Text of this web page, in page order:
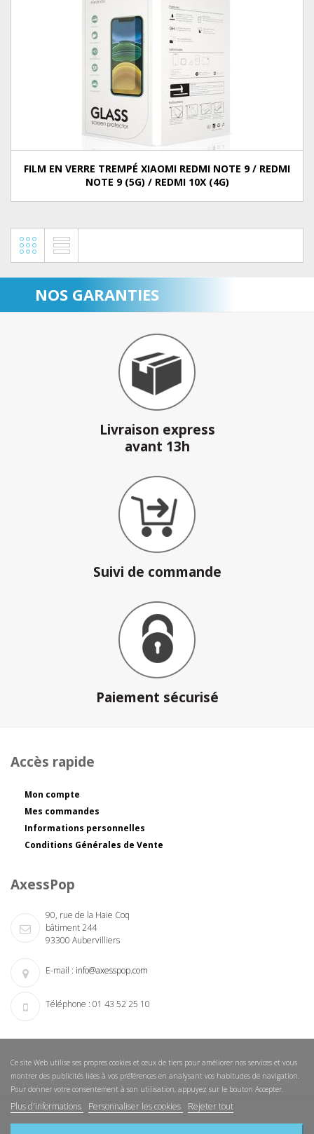
FILM EN VERRE TREMPÉ XIAOMI REDMI NOTE 9 / REDMI
NOTE 9 (5G) / REDMI 10X (4G)
NOS GARANTIES
Livraison express
avant 13h
Suivi de commande
Paiement sécurisé
Accès rapide
Mon compte
Mes commandes
Informations personnelles
Conditions Générales de Vente
AxessPop
90, rue de la Haie Coq
bâtiment 244
93300 Aubervilliers
E-mail : info@axesspop.com
Téléphone : 01 43 52 25 10
Ce site Web utilise ses propres cookies et ceux de tiers pour améliorer nos services et vous
montrer des publicités liées à vos préférences en analysant vos habitudes de navigation.
Pour donner votre consentement à son utilisation, appuyez sur le bouton Accepter.
Plus d'informations Personnaliser les cookies Rejeter tout